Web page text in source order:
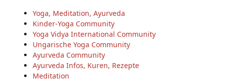
Yoga, Meditation, Ayurveda
Kinder-Yoga Community
Yoga Vidya International Community
Ungarische Yoga Community
Ayurveda Community
Ayurveda Infos, Kuren, Rezepte
Meditation